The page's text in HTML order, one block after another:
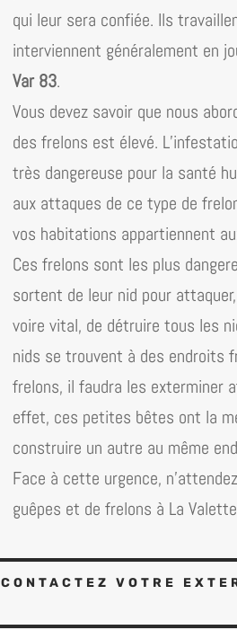
qui leur sera confiée. Ils
interviennent généralement en
Var 83.
Vous devez savoir que nous
des frelons est élevé.
très dangereuse pour la santé
aux attaques de ce type de
vos habitations appartiennent
Ces frelons sont les plus
sortent de leur nid pour
voire vital, de détruire tous les
nids se trouvent à des endroits
frelons, il faudra les exterminer
effet, ces petites bêtes ont la
construire un autre au même
Face à cette urgence,
guêpes et de frelons à La
CONTACTEZ VOTRE